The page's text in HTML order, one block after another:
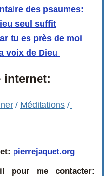
des psaumes:
seul suffit
tu es près de moi
voix de Dieu
internet:
er / Méditations /
pierrejaquet.org